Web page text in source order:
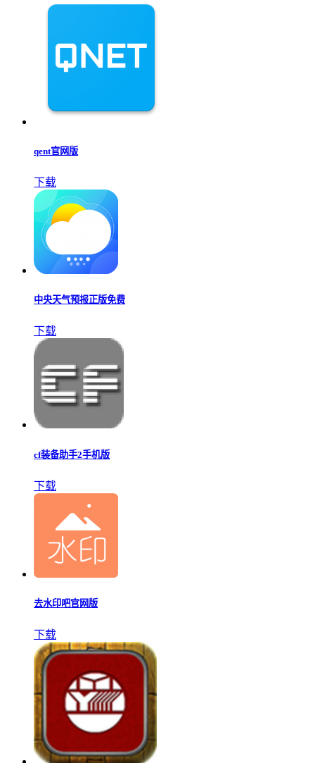
qent官网版
下载
中央天气预报正版免费
下载
cf装备助手2手机版
下载
去水印吧官网版
下载